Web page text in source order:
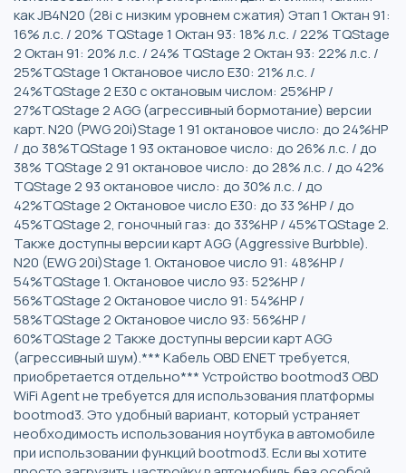
как JB4N20 (28i с низким уровнем сжатия) Этап 1 Октан 91:
16% л.с. / 20% TQStage 1 Октан 93: 18% л.с. / 22% TQStage
2 Октан 91: 20% л.с. / 24% TQStage 2 Октан 93: 22% л.с. /
25%TQStage 1 Октановое число E30: 21% л.с. /
24%TQStage 2 E30 с октановым числом: 25%HP /
27%TQStage 2 AGG (агрессивный бормотание) версии
карт. N20 (PWG 20i)Stage 1 91 октановое число: до 24%HP
/ до 38%TQStage 1 93 октановое число: до 26% л.с. / до
38% TQStage 2 91 октановое число: до 28% л.с. / до 42%
TQStage 2 93 октановое число: до 30% л.с. / до
42%TQStage 2 Октановое число E30: до 33 %HP / до
45%TQStage 2, гоночный газ: до 33%HP / 45%TQStage 2.
Также доступны версии карт AGG (Aggressive Burbble).
N20 (EWG 20i)Stage 1. Октановое число 91: 48%HP /
54%TQStage 1. Октановое число 93: 52%HP /
56%TQStage 2 Октановое число 91: 54%HP /
58%TQStage 2 Октановое число 93: 56%HP /
60%TQStage 2 Также доступны версии карт AGG
(агрессивный шум).*** Кабель OBD ENET требуется,
приобретается отдельно*** Устройство bootmod3 OBD
WiFi Agent не требуется для использования платформы
bootmod3. Это удобный вариант, который устраняет
необходимость использования ноутбука в автомобиле
при использовании функций bootmod3. Если вы хотите